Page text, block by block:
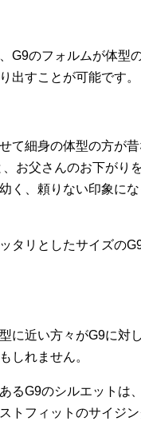
G9のフォルムが体型
出すことが可能です。
て細身の体型の方が
お父さんのお下がり
く、頼りない印象にな
タリとしたサイズの
に近い方々がG9に対
しれません。
るG9のシルエットは
トフィットのサイジ